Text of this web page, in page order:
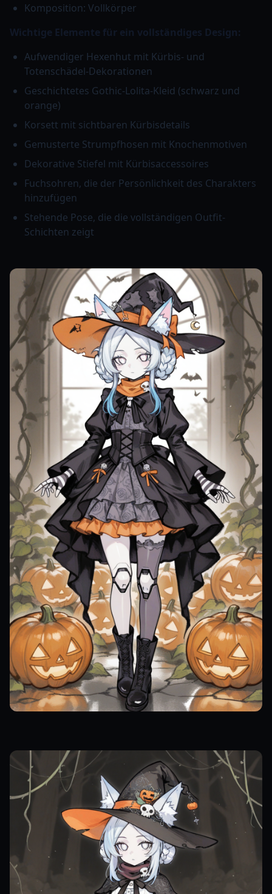
Komposition: Vollkörper
Wichtige Elemente für ein vollständiges Design:
Aufwendiger Hexenhut mit Kürbis- und
Totenschädel-Dekorationen
Geschichtetes Gothic-Lolita-Kleid (schwarz und
orange)
Korsett mit sichtbaren Kürbisdetails
Gemusterte Strumpfhosen mit Knochenmotiven
Dekorative Stiefel mit Kürbisaccessoires
Fuchsohren, die der Persönlichkeit des Charakters
hinzufügen
Stehende Pose, die die vollständigen Outfit-
Schichten zeigt